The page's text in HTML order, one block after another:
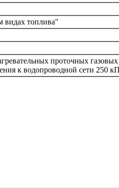
видах топлива"
проточных
к водопроводной сети 250